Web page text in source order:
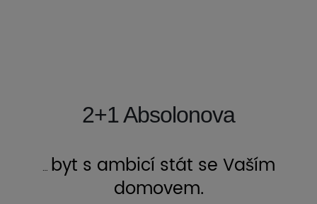
2+1 Absolonova
… byt s ambicí stát se Vaším
domovem.